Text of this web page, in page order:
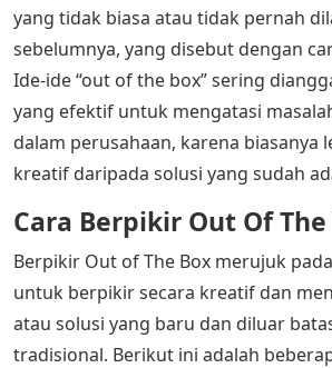
yang tidak biasa atau tidak pernah
sebelumnya, yang disebut dengan
Ide-ide “out of the box” sering
yang efektif untuk mengatasi
dalam perusahaan, karena biasanya
kreatif daripada solusi yang sudah
Cara Berpikir Out Of The
Berpikir Out of The Box merujuk
untuk berpikir secara kreatif dan
atau solusi yang baru dan diluar
tradisional. Berikut ini adalah